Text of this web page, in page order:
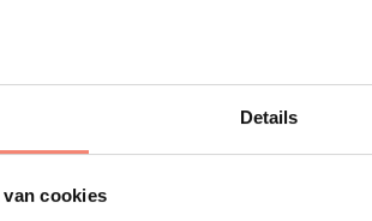
Details
cookies